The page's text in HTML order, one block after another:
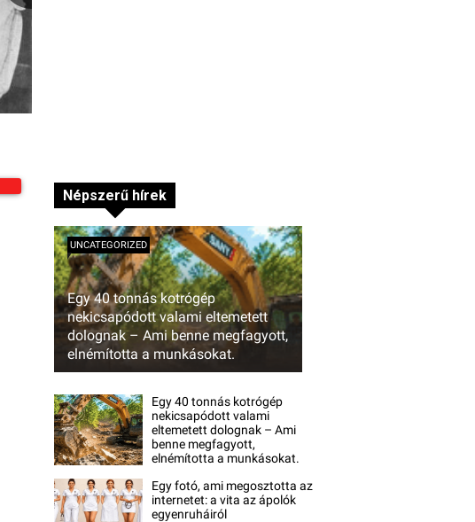
Népszerű hírek
Egy 40 tonnás kotrógép
nekicsapódott valami eltemetett
dolognak – Ami benne megfagyott,
elnémította a munkásokat.
UNCATEGORIZED
Egy 40 tonnás kotrógép
nekicsapódott valami
eltemetett dolognak – Ami
benne megfagyott,
elnémította a munkásokat.
Egy fotó, ami megosztotta az
internetet: a vita az ápolók
egyenruháiról